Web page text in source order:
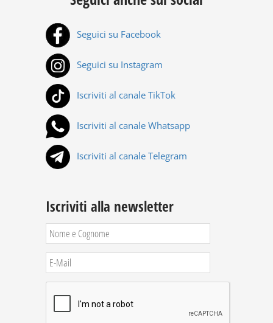
Seguici su Facebook
Seguici su Instagram
Iscriviti al canale TikTok
Iscriviti al canale Whatsapp
Iscriviti al canale Telegram
Iscriviti alla newsletter